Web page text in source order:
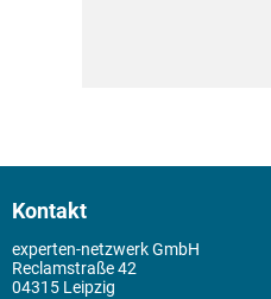
Kontakt
experten-netzwerk GmbH
Reclamstraße 42
04315 Leipzig